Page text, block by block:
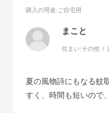
購入の用途:ご自宅用
まこと
住まい:その他
夏の風物詩にもなる蚊
すく、時間も短いので